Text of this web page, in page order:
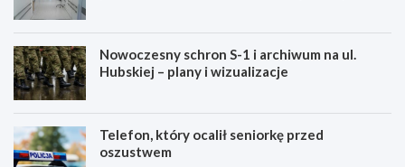
Nowoczesny schron S-1 i archiwum na ul.
Hubskiej – plany i wizualizacje
Telefon, który ocalił seniorkę przed
oszustwem